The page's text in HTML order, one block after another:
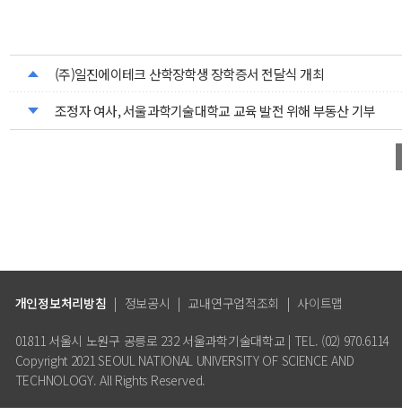
(주)일진에이테크 산학장학생 장학증서 전달식 개최
조정자 여사, 서울과학기술대학교 교육 발전 위해 부동산 기부
개인정보처리방침 | 정보공시 | 교내연구업적조회 | 사이트맵
01811 서울시 노원구 공릉로 232 서울과학기술대학교 | TEL. (02) 970.6114
Copyright 2021 SEOUL NATIONAL UNIVERSITY OF SCIENCE AND
TECHNOLOGY. All Rights Reserved.